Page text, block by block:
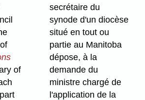
of
secrétaire du
synode d'un diocèse
situé en tout ou
partie au Manitoba
dépose, à la
demande du
ministre chargé de
l'application de la